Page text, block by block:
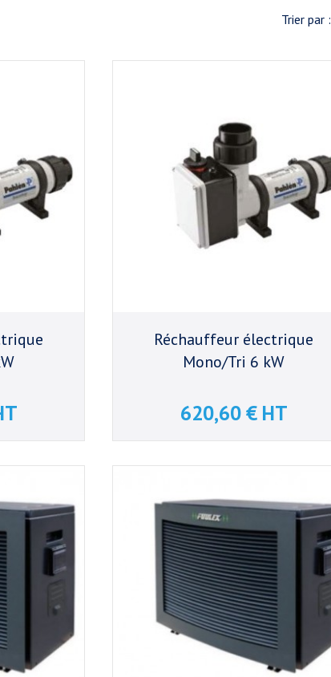
Trier par :
Réchauffeur électrique
Mono/Tri 6 kW
Prix
620,60 € HT